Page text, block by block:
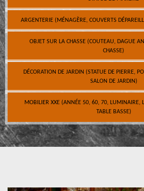
ARGENTERIE (MÉNAGÈRE, COUVERTS
OBJET SUR LA CHASSE (COUTEAU, DAGUE
CHASSE)
DÉCORATION DE JARDIN (STATUE DE PIERRE,
SALON DE JARDIN)
MOBILIER XXE (ANNÉE 50, 60, 70, LUMINAIRE,
TABLE BASSE)